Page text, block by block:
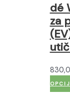
dé
za